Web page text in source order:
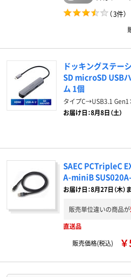
（3件）
ドッキングステー
SD microSD USB
ム 1個
タイプC→USB3.1
お届け日：8月8日（土）
SAEC PCTripleC
A-miniB
お届け日：8月27日（木）
販売単位違いの商品が
直送品
販売価格(税込)